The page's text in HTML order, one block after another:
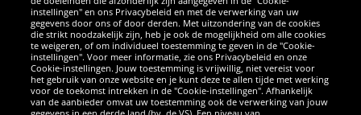
APPS
instellingen" en ons Privacybeleid en met de verwerking van uw
gegevens door ons of door derden. Met uitzondering van de cookies
die strikt noodzakelijk zijn, heb je ook de mogelijkheid om alle cookies
te weigeren, of om individueel toestemming te geven in de "Cookie-
instellingen". Voor meer informatie, zie ons Privacybeleid en onze
Cookie-instellingen. Jouw toestemming is vrijwillig, niet vereist voor
het gebruik van onze website en je kunt deze te allen tijde met werking
voor de toekomst intrekken in de "Cookie-instellingen". Afhankelijk
van de aanbieder omvat uw toestemming ook de verwerking van jouw